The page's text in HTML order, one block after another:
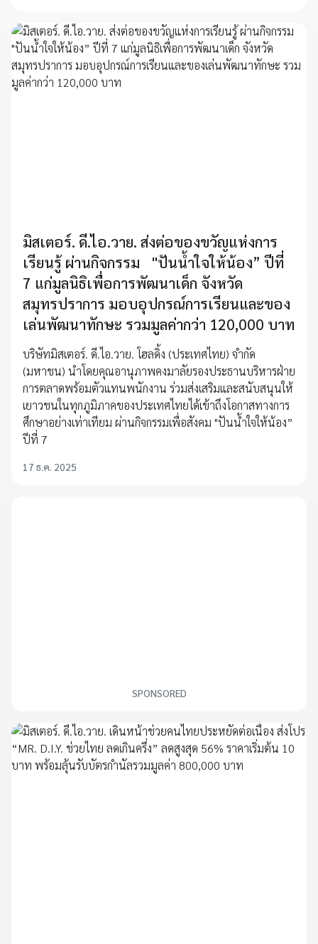
มิสเตอร์. ดี.ไอ.วาย. ส่งต่อของขวัญแห่งการ
เรียนรู้ ผ่านกิจกรรม "ปันน้ำใจให้น้อง” ปีที่
7 แก่มูลนิธิเพื่อการพัฒนาเด็ก จังหวัด
สมุทรปราการ มอบอุปกรณ์การเรียนและของ
เล่นพัฒนาทักษะ รวมมูลค่ากว่า 120,000 บาท
บริษัทมิสเตอร์. ดี.ไอ.วาย. โฮลดิ้ง (ประเทศไทย) จำกัด
(มหาชน) นำโดยคุณอานุภาพคงมาลัยรองประธานบริหารฝ่าย
การตลาดพร้อมตัวแทนพนักงาน ร่วมส่งเสริมและสนับสนุนให้
เยาวชนในทุกภูมิภาคของประเทศไทยได้เข้าถึงโอกาสทางการ
ศึกษาอย่างเท่าเทียม ผ่านกิจกรรมเพื่อสังคม "ปันน้ำใจให้น้อง”
ปีที่ 7
17 ธ.ค. 2025
SPONSORED